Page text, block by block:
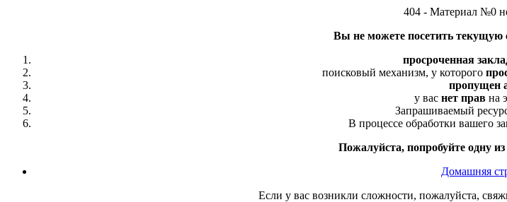
404 - Материал №0
Вы не можете посетить текущую
просроченная
поисковый механизм, у которого
пропущен
у вас нет правна
Запрашиваемый
В процессе обработки вашего
Пожалуйста, попробуйте одну
Домашняя
Если у вас возникли сложности, пожалуйста,